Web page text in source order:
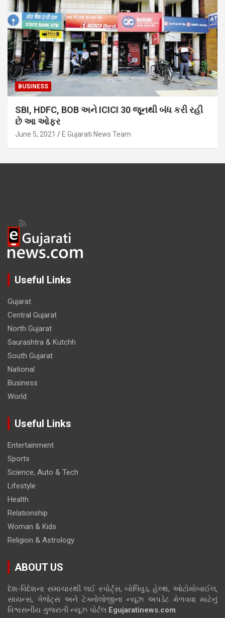
BUSINESS
SBI, HDFC, BOB અને ICICI 30 જૂનથી બંધ કરી રહી
છે આ ઓફર
June 5, 2021 E Gujarati News Team
Useful Links
Gujarat
Central Gujarat
North Gujarat
Saurashtra & Kutchh
South Gujarat
National
Business
World
Useful Links
Entertainment
Sports
Science, Auto & Tech
Lifestyle
Health
Relationship
Woman & Kids
Religion & Astrology
ABOUT US
દેશ-વિદેશના સમાચારથી લઈ સ્પોર્ટ્સ, બોલિવુડ, હેલ્થ, ઓટોમોબાઈલ,
સાયન્સ, ગેજેટ્સ અને ટેક્નોલોજીના ન્યૂઝ અપડેટ મેળવવા માટેનું
વિશ્વસનીય ગુજરાતી ન્યૂઝ પોર્ટલ Egujaratinews.com